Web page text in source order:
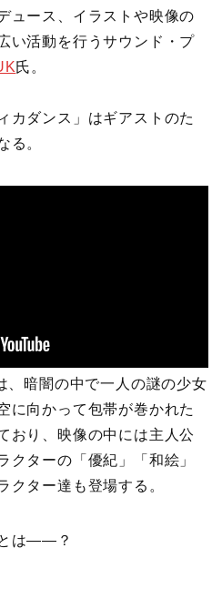
ュース、イラストや映像の
い活動を行うサウンド・プ
氏。
カダンス」はギアストのた
る。
、暗闇の中で一人の謎の少女
に向かって包帯が巻かれた
おり、映像の中には主人公
クターの「優紀」「和絵」
クター達も登場する。
は――？